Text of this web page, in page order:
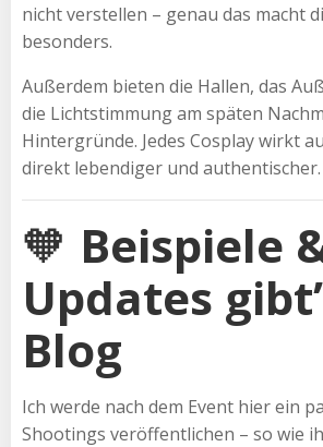
nicht verstellen – genau das macht
besonders.
Außerdem bieten die Hallen, das
die Lichtstimmung am späten
Hintergründe. Jedes Cosplay wirkt
direkt lebendiger und authentischer.
🧡 Beispiele
Updates
Blog
Ich werde nach dem Event hier ein
Shootings veröffentlichen – so wie